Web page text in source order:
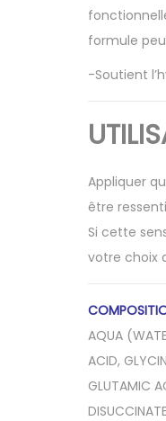
formule
-Soutient
Appliquer
être
Si cette
votre choix
AQUA
ACID,
GLUTAMIC